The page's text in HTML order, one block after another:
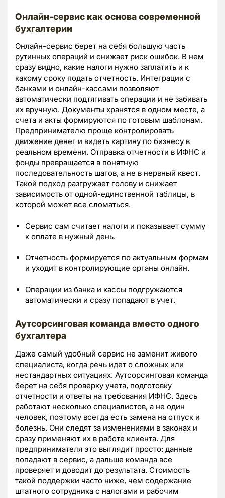
Онлайн-сервис как основа современной
бухгалтерии
Онлайн-сервис берет на себя большую часть
рутинных операций и снижает риск ошибок. В нем
сразу видно, какие налоги нужно заплатить и к
какому сроку подать отчетность. Интеграции с
банками и онлайн-кассами позволяют
автоматически подтягивать операции и не забивать
их вручную. Документы хранятся в одном месте, а
счета и акты формируются по готовым шаблонам.
Предпринимателю проще контролировать
движение денег и видеть картину по бизнесу в
реальном времени. Отправка отчетности в ИФНС и
фонды превращается в понятную
последовательность шагов, а не в нервный квест.
Такой подход разгружает голову и снижает
зависимость от одной-единственной таблицы, в
которой может все сломаться.
Сервис сам считает налоги и показывает сумму
к оплате в нужный день.
Отчетность формируется по актуальным формам
и уходит в контролирующие органы онлайн.
Операции из банка и кассы подгружаются
автоматически и сразу попадают в учет.
Аутсорсинговая команда вместо одного
бухгалтера
Даже самый удобный сервис не заменит живого
специалиста, когда речь идет о сложных или
нестандартных ситуациях. Аутсорсинговая команда
берет на себя проверку учета, подготовку
отчетности и ответы на требования ИФНС. Здесь
работают несколько специалистов, а не один
человек, поэтому всегда есть замена на отпуск и
болезнь. Они следят за изменениями в законах и
сразу применяют их в работе клиента. Для
предпринимателя это выглядит просто: данные
попадают в сервис, а дальше команда все
проверяет и доводит до результата. Стоимость
такой поддержки часто ниже, чем содержание
штатного сотрудника с налогами и рабочим